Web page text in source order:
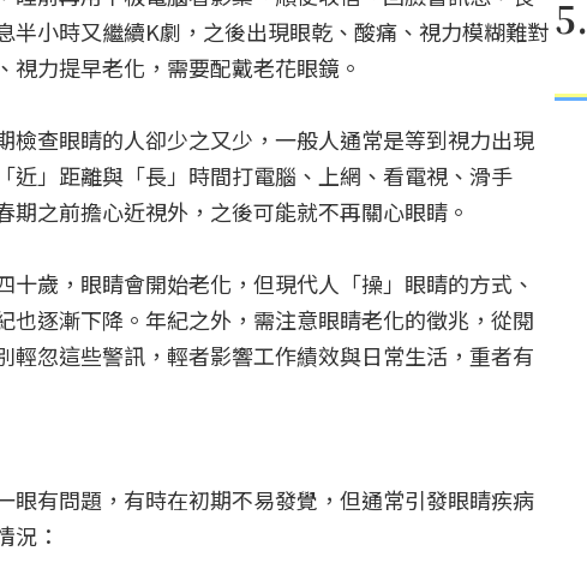
小時又繼續K劇，之後出現眼乾、酸痛、視力模糊難對
力提早老化，需要配戴老花眼鏡。
查眼睛的人卻少之又少，一般人通常是等到視力出現
」距離與「長」時間打電腦、上網、看電視、滑手
之前擔心近視外，之後可能就不再關心眼睛。
歲，眼睛會開始老化，但現代人「操」眼睛的方式、
逐漸下降。年紀之外，需注意眼睛老化的徵兆，從閱
忽這些警訊，輕者影響工作績效與日常生活，重者有
有問題，有時在初期不易發覺，但通常引發眼睛疾病
況：
5.